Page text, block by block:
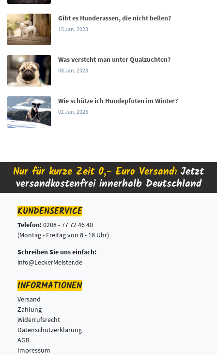
Gibt es Hunderassen, die nicht bellen?
15 Jan, 2023
Was versteht man unter Qualzuchten?
08 Jan, 2023
Wie schütze ich Hundepfoten im Winter?
01 Jan, 2023
Nur für kurze Zeit 0,- Euro Versand: Jetzt
versandkostenfrei innerhalb Deutschland
KUNDENSERVICE
Telefon:0208 - 77 72 46 40
(Montag - Freitag von 8 - 18 Uhr)
Schreiben Sie uns einfach:
info@LeckerMeister.de
INFORMATIONEN
Versand
Zahlung
Widerrufsrecht
Datenschutzerklärung
AGB
Impressum